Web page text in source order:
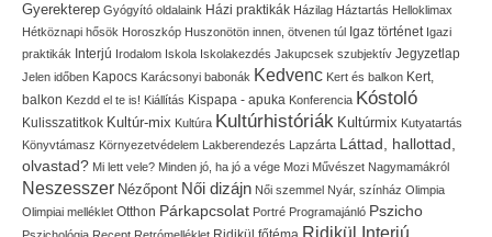
Gyerekterep Gyógyító oldalaink Házi praktikák Házilag Háztartás Helloklimax
Hétköznapi hősök Horoszkóp Huszonötön innen, ötvenen túl Igaz történet Igazi
praktikák Interjú Irodalom Iskola Iskolakezdés Jakupcsek szubjektív Jegyzetlap
Jelen időben Kapocs Karácsonyi babonák Kedvenc Kert és balkon Kert,
balkon Kezdd el te is! Kiállítás Kispapa - apuka Konferencia Kóstoló
Kulisszatitkok Kultúr-mix Kultúra Kultúrhistóriák Kultúrmix Kutyatartás
Könyvtámasz Környezetvédelem Lakberendezés Lapzárta Láttad, hallottad,
olvastad? Mi lett vele? Minden jó, ha jó a vége Mozi Művészet Nagymamákról
Neszesszer Nézőpont Női dizájn Női szemmel Nyár, színház Olimpia
Olimpiai melléklet Otthon Párkapcsolat Portré Programajánló Pszicho
Ridikül Interjú